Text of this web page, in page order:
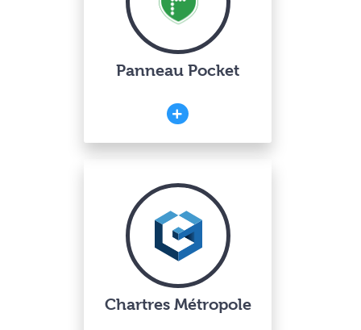
Panneau Pocket
Chartres Métropole